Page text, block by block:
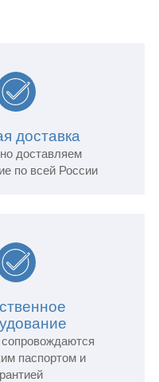
доставка
доставляем
по всей России
паспортом и